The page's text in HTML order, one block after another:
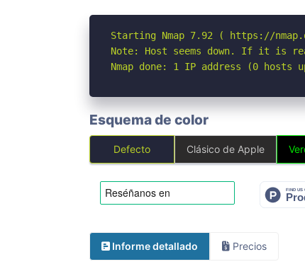
Starting Nmap 7.92 ( https://
Note: Host seems down. If it is
Nmap done: 1 IP address (0 hosts
Esquema de color
Defecto Clásico de Apple
Informe detallado Precios